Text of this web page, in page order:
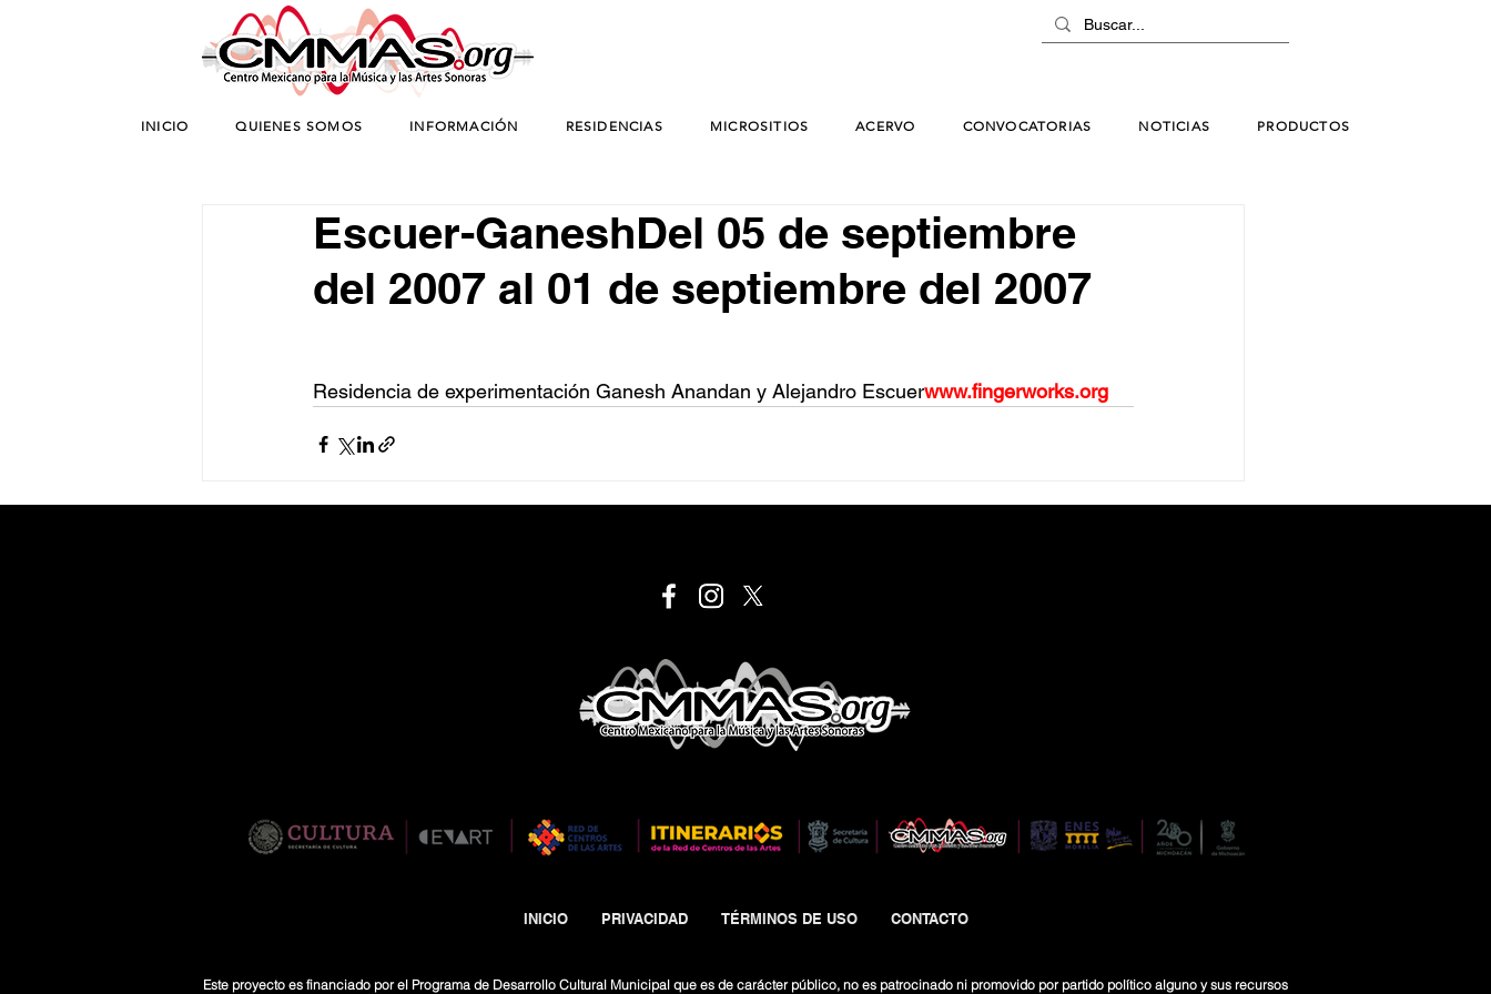
INICIO QUIENES SOMOS INFORMACIÓN RESIDENCIAS MICROSITIOS ACERVO CONVOCATORIAS NOTICIAS PRODUCTOS
Escuer-GaneshDel 05 de septiembre
del 2007 al 01 de septiembre del 2007
Residencia de experimentación Ganesh Anandan y Alejandro Escuerwww.fingerworks.org
INICIO PRIVACIDAD TÉRMINOS DE USO CONTACTO
Este proyecto es financiado por el Programa de Desarrollo Cultural Municipal que es de carácter público, no es patrocinado ni promovido por partido político alguno y sus recursos